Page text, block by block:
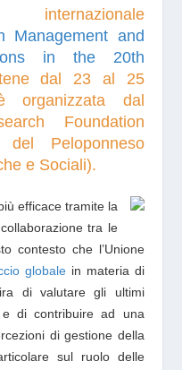
Management and
in the 20th
dal 23 al 25
organizzata dal
Foundation
Peloponneso
e Sociali).
efficace tramite la
tra le
contesto che l’Unione
globalein materia di
di valutare gli ultimi
e di contribuire ad una
di gestione della
sul ruolo delle